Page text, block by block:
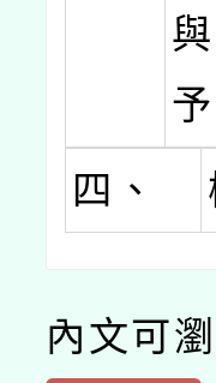
四、
內文可